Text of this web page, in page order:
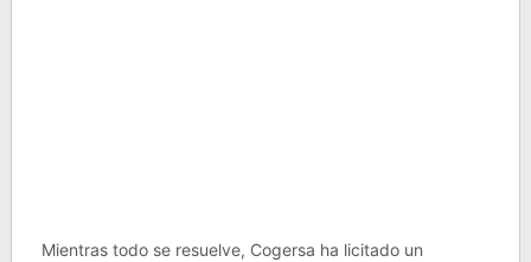
Mientras todo se resuelve, Cogersa ha licitado un